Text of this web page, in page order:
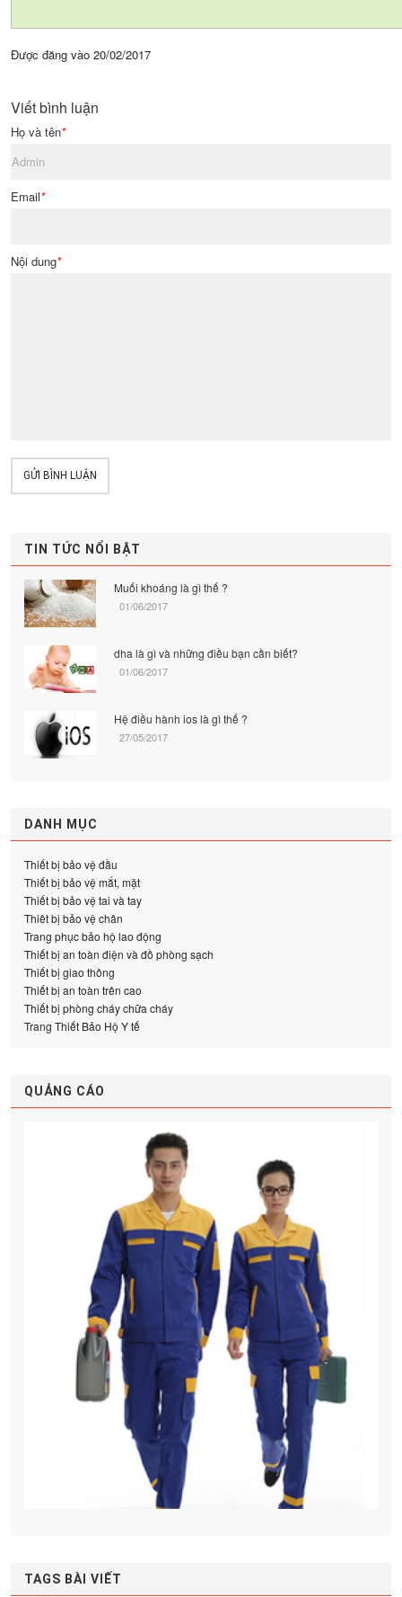
Được đăng vào 20/02/2017
Viết bình luận
Họ và tên*
Email*
Nội dung*
GỬI BÌNH LUẬN
TIN TỨC NỔI BẬT
Muối khoáng là gì thế ?
01/06/2017
dha là gì và những điều bạn cần biết?
01/06/2017
Hệ điều hành ios là gì thế ?
27/05/2017
DANH MỤC
Thiết bị bảo vệ đầu
Thiết bị bảo vệ mắt, mặt
Thiết bị bảo vệ tai và tay
Thiêt bị bảo vệ chân
Trang phục bảo hộ lao động
Thiết bị an toàn điện và đồ phòng sạch
Thiết bị giao thông
Thiết bị an toàn trên cao
Thiết bị phòng cháy chữa cháy
Trang Thiết Bảo Hộ Y tế
QUẢNG CÁO
TAGS BÀI VIẾT